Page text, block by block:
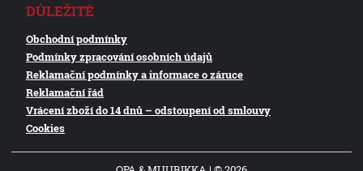
DŮLEŽITÉ
Obchodní podmínky
Podmínky zpracování osobních údajů
Reklamační podmínky a informace o záruce
Reklamační řád
Vrácení zboží do 14 dnů – odstoupení od smlouvy
Cookies